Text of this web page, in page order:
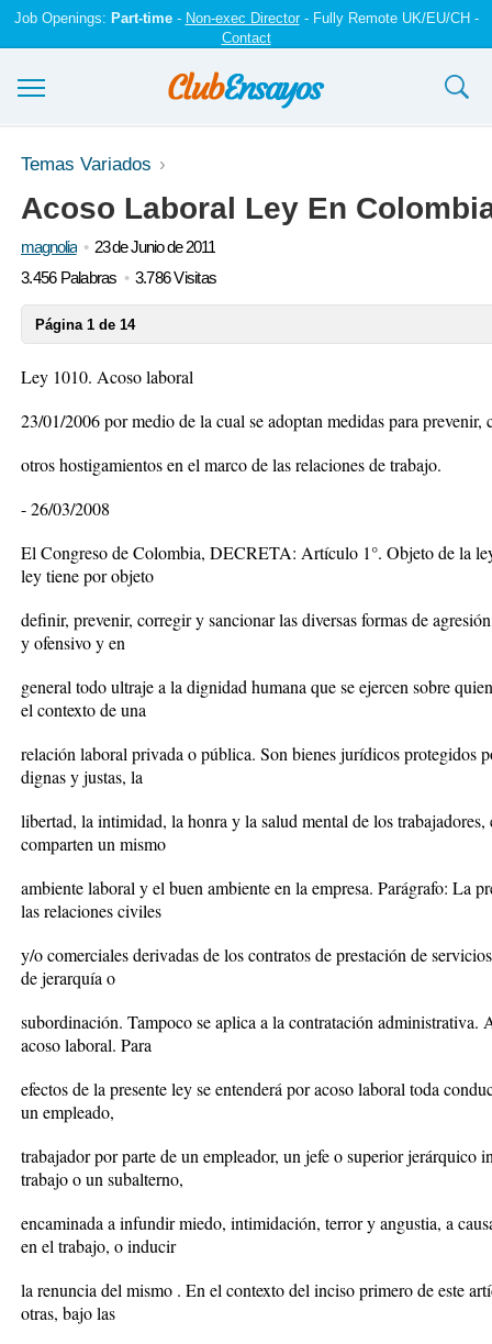
Job Openings: Part-time- Non-exec Director- Fully Remote UK/EU/CH -
Contact
Ensayos y trabajos
Registrarse
Iniciar sesión
Temas Variados
Acoso Laboral Ley En
magnolia
23 de Junio de 2011
3.456 Palabras
3.786 Visitas
Página 1 de 14
Ley 1010. Acoso laboral
23/01/2006 por medio de la cual se adoptan medidas para
otros hostigamientos en el marco de las relaciones de trabajo.
- 26/03/2008
El Congreso de Colombia, DECRETA: Artículo 1°. Objeto de la
ley tiene por objeto
definir, prevenir, corregir y sancionar las diversas formas de
y ofensivo y en
general todo ultraje a la dignidad humana que se ejercen sobre
el contexto de una
relación laboral privada o pública. Son bienes jurídicos protegidos
dignas y justas, la
libertad, la intimidad, la honra y la salud mental de los
comparten un mismo
ambiente laboral y el buen ambiente en la empresa. Parágrafo: La
las relaciones civiles
y/o comerciales derivadas de los contratos de prestación de
de jerarquía o
subordinación. Tampoco se aplica a la contratación
acoso laboral. Para
efectos de la presente ley se entenderá por acoso laboral toda
un empleado,
trabajador por parte de un empleador, un jefe o superior jerárquico
trabajo o un subalterno,
encaminada a infundir miedo, intimidación, terror y angustia, a
en el trabajo, o inducir
la renuncia del mismo . En el contexto del inciso primero de este
otras, bajo las